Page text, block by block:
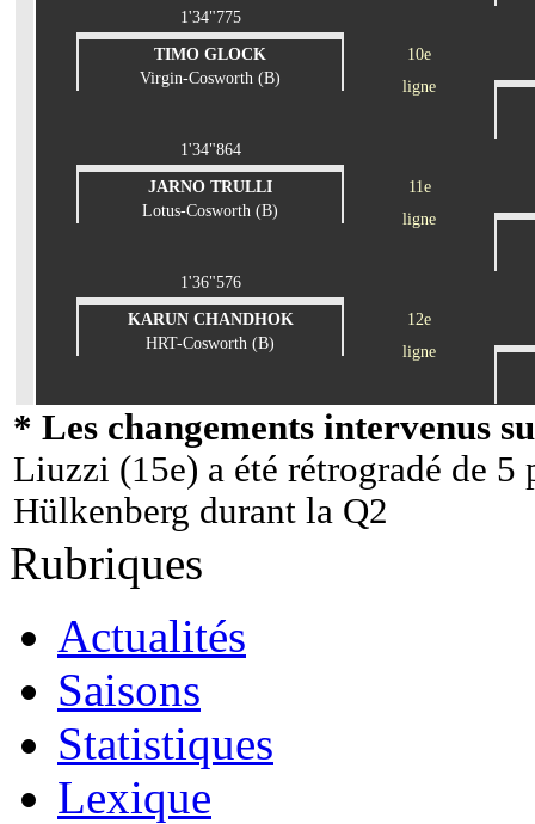
1'34"775
TIMO GLOCK
Virgin-Cosworth (B)
10e
ligne
1'34"864
JARNO TRULLI
Lotus-Cosworth (B)
11e
ligne
1'36"576
KARUN CHANDHOK
HRT-Cosworth (B)
12e
ligne
* Les changements intervenus
Liuzzi (15e) a été rétrogradé de 5
Hülkenberg durant la Q2
Rubriques
Actualités
Saisons
Statistiques
Lexique